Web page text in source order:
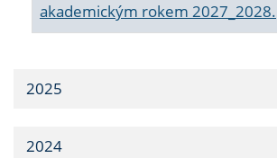
akademickým rokem
2025
2024